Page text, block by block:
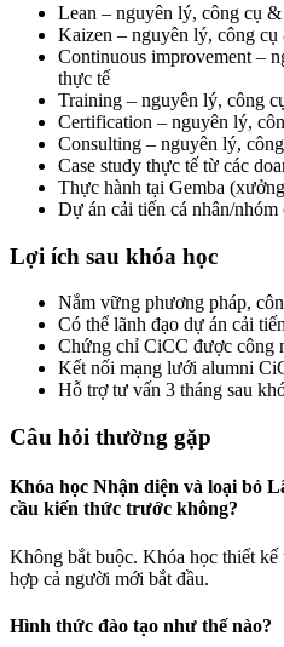
Lean – nguyên lý, công cụ
Kaizen – nguyên lý, công
Continuous improvement –
thực tế
Training – nguyên lý, công
Certification – nguyên lý,
Consulting – nguyên lý,
Case study thực tế từ các
Thực hành tại Gemba
Dự án cải tiến cá nhân/
Lợi ích sau khóa học
Nắm vững phương pháp,
Có thể lãnh đạo dự án cải
Chứng chỉ CiCC được công
Kết nối mạng lưới alumni
Hỗ trợ tư vấn 3 tháng sau
Câu hỏi thường gặp
Khóa học Nhận diện và loại bỏ
cầu kiến thức trước không?
Không bắt buộc. Khóa học thiết kế
hợp cả người mới bắt đầu.
Hình thức đào tạo như thế nào?